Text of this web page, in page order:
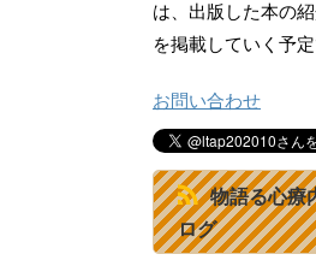
は、出版した本の
を掲載していく予定
お問い合わせ
物語る心療
ログ